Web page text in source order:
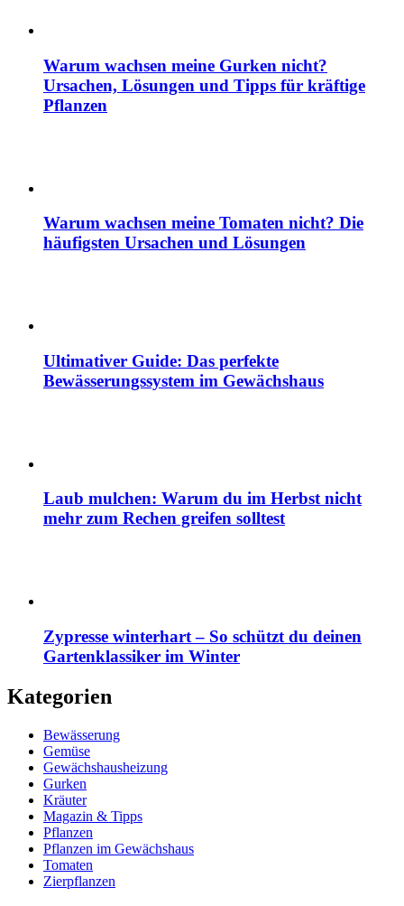
Warum wachsen meine Gurken nicht?
Ursachen, Lösungen und Tipps für kräftige
Pflanzen
Warum wachsen meine Tomaten nicht? Die
häufigsten Ursachen und Lösungen
Ultimativer Guide: Das perfekte
Bewässerungssystem im Gewächshaus
Laub mulchen: Warum du im Herbst nicht
mehr zum Rechen greifen solltest
Zypresse winterhart – So schützt du deinen
Gartenklassiker im Winter
Kategorien
Bewässerung
Gemüse
Gewächshausheizung
Gurken
Kräuter
Magazin & Tipps
Pflanzen
Pflanzen im Gewächshaus
Tomaten
Zierpflanzen